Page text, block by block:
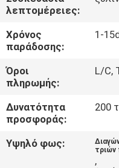
ΕΠΑΦΉ
ΜΕ
ΕΙΔΉΣΕΙΣ
ΖΗΤΉΣΤΕ
ΈΝΑ
ΑΠΌΣΠΑΣΜΑ
λεπτομέρειες:
Χρόνος
παράδοσης:
1-
Όροι
πληρωμής:
L/C,
Δυνατότητα
προσφοράς:
200
Υψηλό φως:
τριών
,